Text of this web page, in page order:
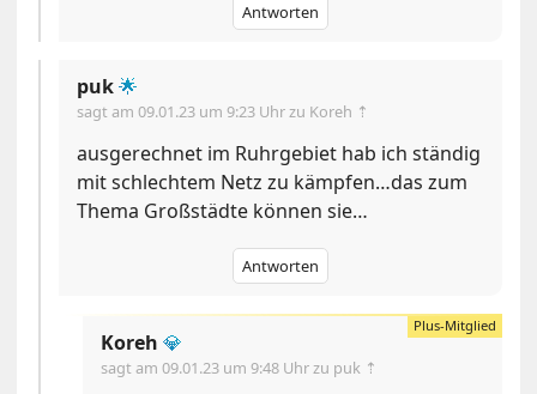
Antworten
puk🌟
sagt am09.01.23 um 9:23 Uhrzu Koreh ⇡
ausgerechnet im Ruhrgebiet hab ich ständig
mit schlechtem Netz zu kämpfen…das zum
Thema Großstädte können sie…
Antworten
Koreh 💎
sagt am09.01.23 um 9:48 Uhrzu puk ⇡